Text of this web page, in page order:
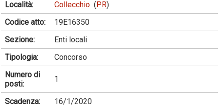
Località:
Collecchio (PR)
Codice atto:
19E16350
Sezione:
Enti locali
Tipologia:
Concorso
Numero di
posti:
1
Scadenza: 16/1/2020